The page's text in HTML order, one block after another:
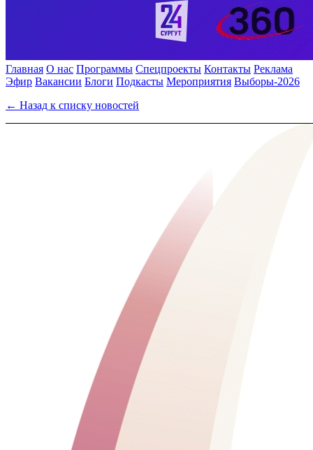
Главная О нас Программы Спецпроекты Контакты Реклама
Эфир Вакансии Блоги Подкасты Мероприятия Выборы-2026
← Назад к списку новостей